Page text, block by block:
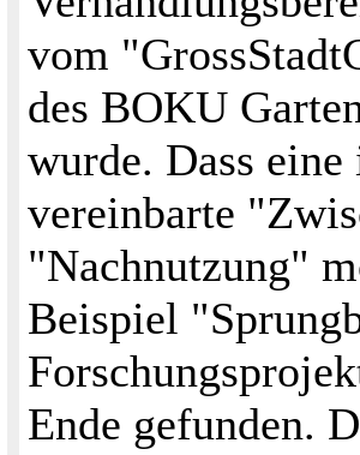
vom
des BOKU
wurde. Dass
vereinbarte
"Nachnutzung"
Beispiel
Ende gefunden.